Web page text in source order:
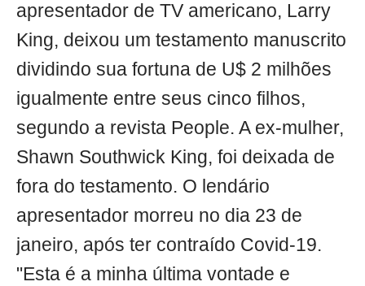
apresentador de TV americano, Larry
King, deixou um testamento manuscrito
dividindo sua fortuna de U$ 2 milhões
igualmente entre seus cinco filhos,
segundo a revista People. A ex-mulher,
Shawn Southwick King, foi deixada de
fora do testamento. O lendário
apresentador morreu no dia 23 de
janeiro, após ter contraído Covid-19.
"Esta é a minha última vontade e